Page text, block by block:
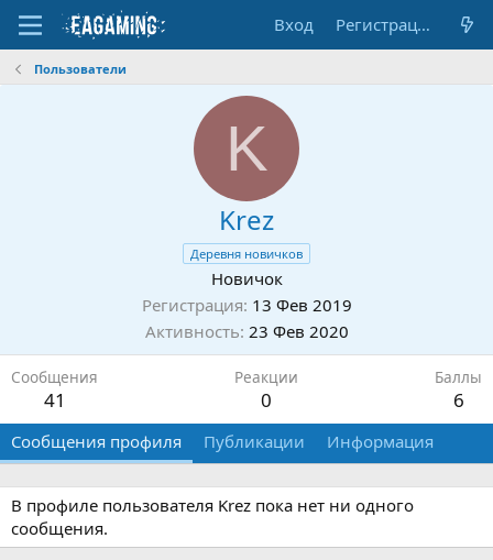
Вход Регистрация
Пользователи
K
Krez
Деревня новичков
Новичок
Регистрация 13 Фев 2019
Активность 23 Фев 2020
Сообщения
41
Реакции
0
Баллы
6
Сообщения профиля Публикации Информация
В профиле пользователя Krez пока нет ни одного
сообщения.